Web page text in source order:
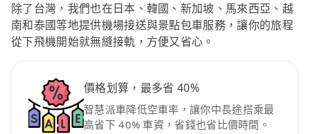
除了台灣，我們也在日本、韓國、新加坡、馬來西亞、越
南和泰國等地提供機場接送與景點包車服務，讓你的旅程
從下飛機開始就無縫接軌，方便又省心。
價格划算，最多省 40%
智慧派車降低空車率，讓你中長途搭乘最
高省下 40% 車資，省錢也省比價時間。